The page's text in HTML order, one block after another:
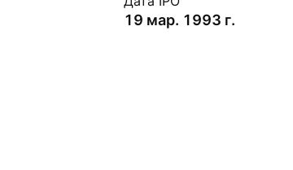
19 мар. 1993 г.